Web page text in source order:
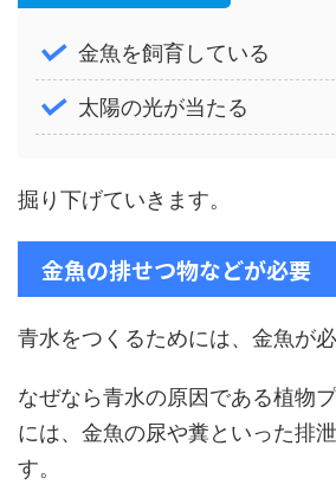
金魚を飼育している
太陽の光が当たる
掘り下げていきます。
金魚の排せつ物などが必要
青水をつくるためには、金魚が必
なぜなら青水の原因である植物
には、金魚の尿や糞といった排
す。